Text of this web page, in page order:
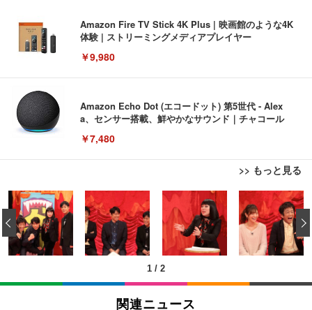
Amazon Fire TV Stick 4K Plus | 映画館のような4K
体験 | ストリーミングメディアプレイヤー
￥9,980
Amazon Echo Dot (エコードット) 第5世代 - Alex
a、センサー搭載、鮮やかなサウンド｜チャコール
￥7,480
>> もっと見る
[EdoErgo] オフィスチェア 椅子 テレワーク 疲れな
い 跳ね上げ式アームレスト コンパクト 約105度ロッ
キング pc 事務椅子 360度回転 座面昇降 強化ナイロ
ン樹脂ベース 通気性メッシュ 在宅ワーク H-WY01
(黒網+黒枠+黒足)
￥5,699
SIHOO B100 オフィスチェア／デスクチェア メッシ
ュチェア 人間工学 疲れない ブラック
EIZO ビジネス向けプレミアムモニター | FlexScan
EV3240X-WT | 31.5型4K UHD・USB Type-C・ホワ
イト
￥105,595
EIZO ビジネス向けプレミアムモニター | FlexScan
Amazonベーシック ペットシーツ 薄型 レギュラー 1
回使い捨て 無香料 ホワイト 300枚
￥3,373
Amazonベーシック ペットシーツ 厚型 ワイド 42枚
x2袋(84枚) ホワイト(吸収面:ライトブルー)
1 / 2
‹
関連ニュース